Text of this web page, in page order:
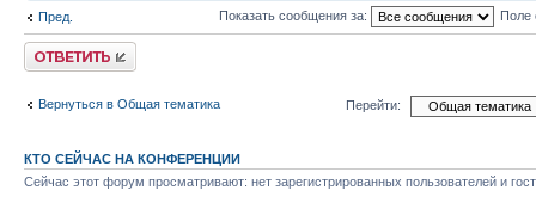
Пред. Показать сообщения за: Поле
Ответить
Вернуться в Общая тематика Перейти:
КТО СЕЙЧАС НА КОНФЕРЕНЦИИ
Сейчас этот форум просматривают: нет зарегистрированных пользователей и